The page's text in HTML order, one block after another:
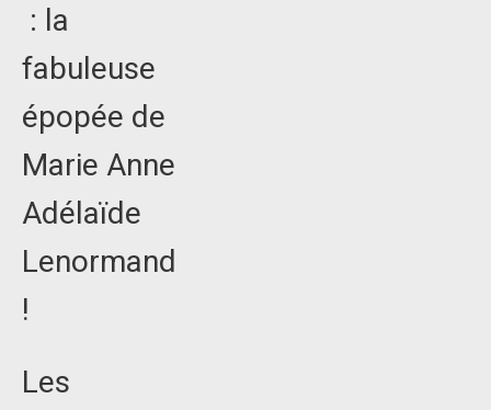
: la
fabuleuse
épopée de
Marie Anne
Adélaïde
Lenormand
!
Les